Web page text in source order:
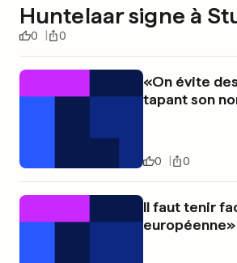
Huntelaar signe à
0 0
«On évite
tapant son
0 0
Il faut tenir
européenne»